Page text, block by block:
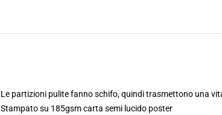
Le partizioni pulite fanno schifo, quindi trasmettono una
Stampato su 185gsm carta semi lucido poster